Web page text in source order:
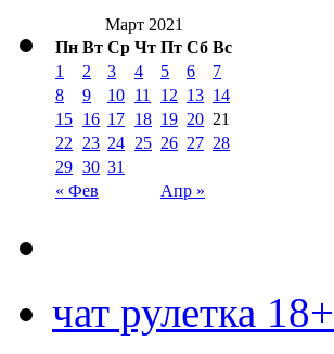
Март 2021
Пн Вт Ср Чт Пт Сб Вс
« Фев Апр »
1 2 3 4 5 6
7
8
9 10 11 12 13 14
15 16 17 18 19 20 21
22
23 24 25 26 27 28
29 30 31
чат рулетка 18+